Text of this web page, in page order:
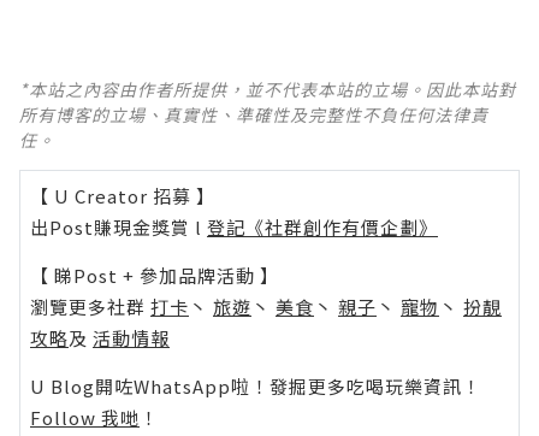
*本站之內容由作者所提供，並不代表本站的立場。因此本站對
所有博客的立場、真實性、準確性及完整性不負任何法律責
任。
【 U Creator 招募 】
出Post賺現金獎賞 l 登記《社群創作有價企劃》
【 睇Post + 參加品牌活動 】
瀏覽更多社群 打卡 丶 旅遊 丶 美食 丶 親子 丶 寵物 丶 扮靚
攻略及 活動情報
U Blog開咗WhatsApp啦！發掘更多吃喝玩樂資訊！
Follow 我哋 ！